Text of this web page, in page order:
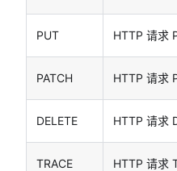
PUT HTTP 请求
PATCH HTTP 请求
DELETE HTTP 请求
TRACE HTTP 请求